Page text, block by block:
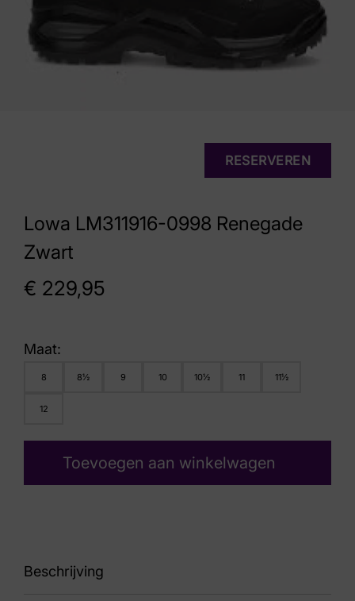
Lowa LM311916-0998 Renegade
Zwart
€ 229,95
RESERVEREN
Maat:
8 8½ 9 10 10½ 11 11½
12
Toevoegen aan winkelwagen
Beschrijving